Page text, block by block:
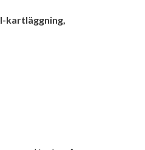
kartläggning,